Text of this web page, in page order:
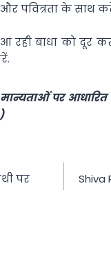
पवित्रता के साथ
रही बाधा को
पर आधारित
पर